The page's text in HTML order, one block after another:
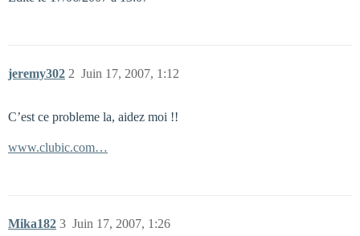
jeremy302 Juin 17, 2007, 1:12
2
C’est ce probleme la, aidez moi !!
www.clubic.com…
Mika182 Juin 17, 2007, 1:26
3